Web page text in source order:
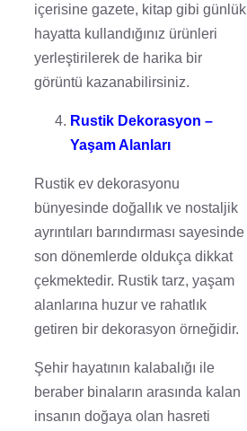
içerisine gazete, kitap gibi günlük
hayatta kullandığınız ürünleri
yerleştirilerek de harika bir
görüntü kazanabilirsiniz.
Rustik Dekorasyon –
Yaşam Alanları
Rustik ev dekorasyonu
bünyesinde doğallık ve nostaljik
ayrıntıları barındırması sayesinde
son dönemlerde oldukça dikkat
çekmektedir. Rustik tarz, yaşam
alanlarına huzur ve rahatlık
getiren bir dekorasyon örneğidir.
Şehir hayatının kalabalığı ile
beraber binaların arasında kalan
insanın doğaya olan hasreti